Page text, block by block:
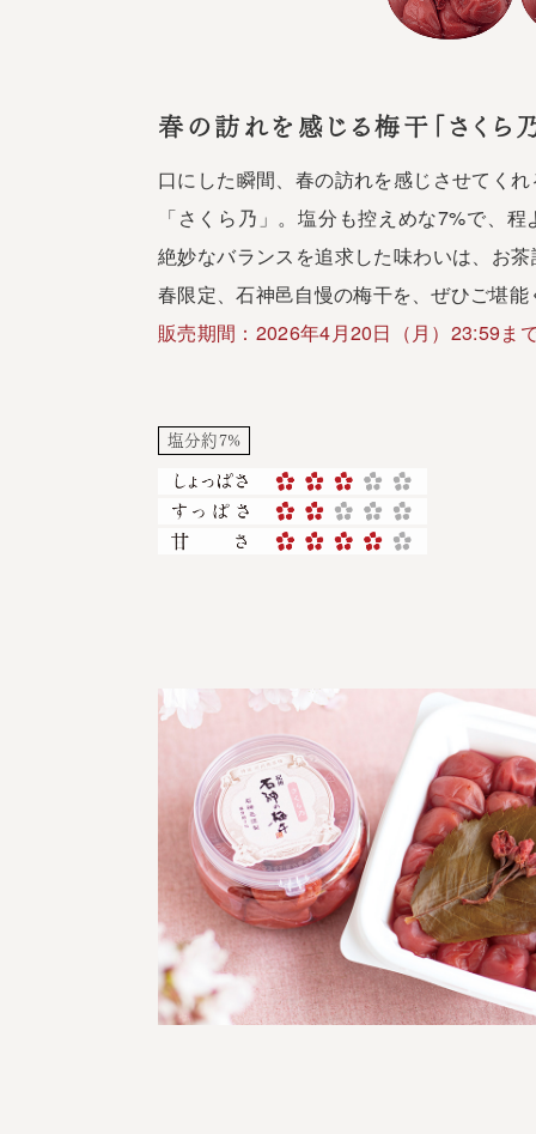
春の訪れを感じる梅干「さくら
口にした瞬間、春の訪れを感じさせてく
「さくら乃」。塩分も控えめな7%で、
絶妙なバランスを追求した味わいは、お
春限定、石神邑自慢の梅干を、ぜひご堪能
販売期間：2026年4月20日（月）23:59ま
塩分約7%